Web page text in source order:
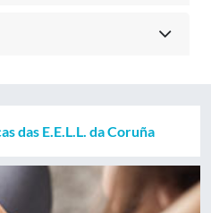
das E.E.L.L. da Coruña